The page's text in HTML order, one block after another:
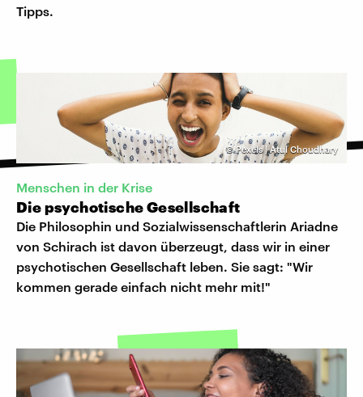
Tipps.
©Pexels | Atul Choudhary
Menschen in der Krise
Die psychotische Gesellschaft
Die Philosophin und Sozialwissenschaftlerin Ariadne
von Schirach ist davon überzeugt, dass wir in einer
psychotischen Gesellschaft leben. Sie sagt: "Wir
kommen gerade einfach nicht mehr mit!"